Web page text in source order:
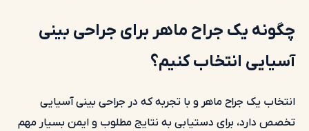
چگونه یک جراح ماهر برای جراحی بینی
آسیایی انتخاب کنیم؟
انتخاب یک جراح ماهر و با تجربه که در جراحی بینی آسیایی
تخصص دارد، برای دستیابی به نتایج مطلوب و ایمن بسیار مهم